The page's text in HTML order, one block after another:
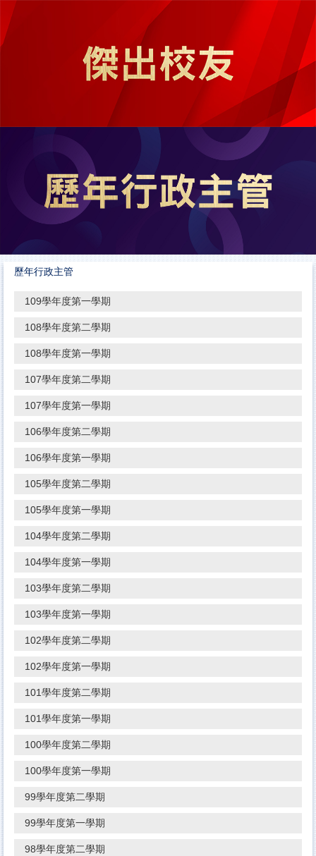
跳
到
歷年行政主管
109學年度第一學期
108學年度第二學期
108學年度第一學期
107學年度第二學期
107學年度第一學期
106學年度第二學期
106學年度第一學期
105學年度第二學期
105學年度第一學期
104學年度第二學期
104學年度第一學期
103學年度第二學期
103學年度第一學期
102學年度第二學期
102學年度第一學期
101學年度第二學期
101學年度第一學期
100學年度第二學期
100學年度第一學期
99學年度第二學期
99學年度第一學期
98學年度第二學期